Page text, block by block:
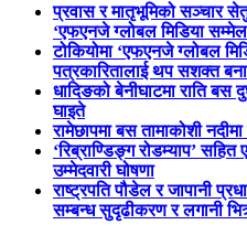
प्रवास र मातृभूमिको सञ्चार
‘एफएनजे ग्लोबल मिडिया
टोकियोमा ‘एफएनजे ग्लोबल
पत्रकारितालाई थप सशक्त
धादिङको बेनीघाटमा राति बस
घाइते
रामेछापमा बस तामाकोशी
‘रिब्राण्डिङ्ग रोडम्याप’
उम्मेदवारी घोषणा
राष्ट्रपति पौडेल र जापानी
सम्बन्ध सुदृढीकरण र लगानी